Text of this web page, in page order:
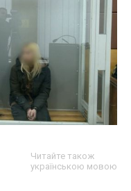
Читайте також
українською мовою